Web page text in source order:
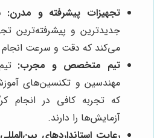
تجهیزات پیشرفته و مدرن:
جدیدترین و پیشرفته‌ترین
می‌کند که دقت و سرعت انجام
تیم متخصص و مجرب:
مهندسین و تکنسین‌های
که تجربه کافی در انجام
آزمایش‌ها را دارند.